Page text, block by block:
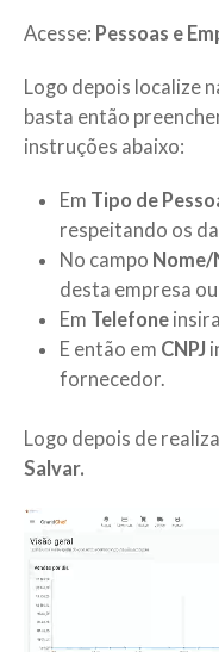
Acesse: Pessoas e
Logo depois localize
basta então
instruções abaixo:
Em Tipo de
respeitando os
No campo Nome/
desta empresa
Em Telefone
E então em CNPJ
fornecedor.
Logo depois de
Salvar.
Tocador
de
vídeo